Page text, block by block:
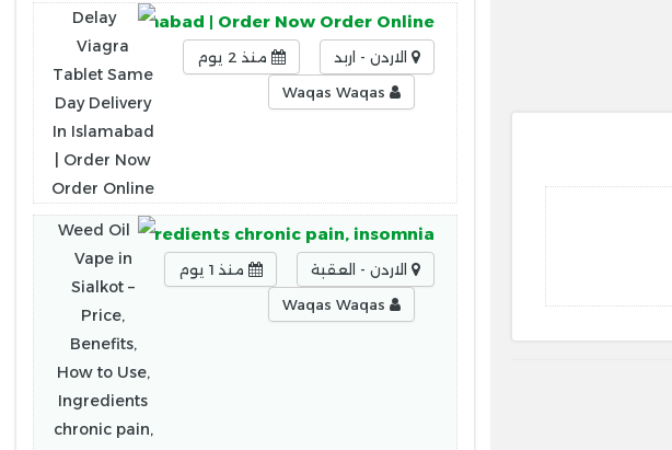
Delivery In Islamabad | Order Now Order Online
الاردن - اربد
منذ 2 يوم
How to Use, Ingredients chronic pain, insomnia
الاردن - العقبة
منذ 1 يوم